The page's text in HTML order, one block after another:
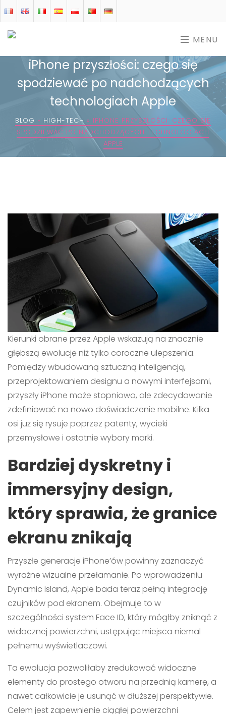
MENU
iPhone przyszłości: czego się
spodziewać po nadchodzących
technologiach Apple
BLOG » HIGH-TECH » IPHONE PRZYSZŁOŚCI: CZEGO SIĘ
SPODZIEWAĆ PO NADCHODZĄCYCH TECHNOLOGIACH
APPLE
Kierunki obrane przez Apple wskazują na znacznie
głębszą ewolucję niż tylko coroczne ulepszenia.
Pomiędzy wbudowaną sztuczną inteligencją,
przeprojektowaniem designu a nowymi interfejsami,
przyszły iPhone może stopniowo, ale zdecydowanie
zdefiniować na nowo doświadczenie mobilne. Kilka
osi już się rysuje poprzez patenty, wycieki
przemysłowe i ostatnie wybory marki.
Bardziej dyskretny i
immersyjny design,
który sprawia, że granice
ekranu znikają
Przyszłe generacje iPhone’ów powinny zaznaczyć
wyraźne wizualne przełamanie. Po wprowadzeniu
Dynamic Island, Apple bada teraz pełną integrację
czujników pod ekranem. Obejmuje to w
szczególności system Face ID, który mógłby zniknąć z
widocznej powierzchni, ustępując miejsca niemal
pełnemu wyświetlaczowi.
Ta ewolucja pozwoliłaby zredukować widoczne
elementy do prostego otworu na przednią kamerę, a
nawet całkowicie je usunąć w dłuższej perspektywie.
Celem jest zapewnienie ciągłej powierzchni